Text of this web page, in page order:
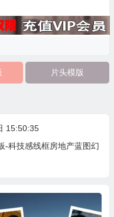
片头模版
15:50:35
-科技感线框房地产蓝图幻